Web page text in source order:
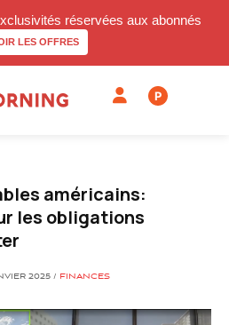
réservées aux abonnés
LES OFFRES
P
américains:
les obligations
2025 / FINANCES